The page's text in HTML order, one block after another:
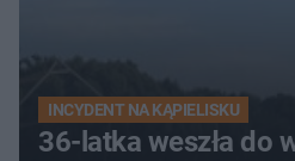
INCYDENT NA KĄPIELISKU
36-latka weszła do